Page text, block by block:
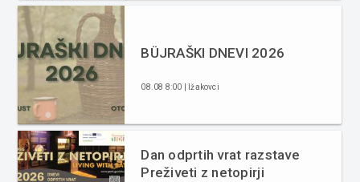
BÜJRAŠKI DNEVI 2026
08.08 8:00 | Ižakovci
Dan odprtih vrat razstave
Preživeti z netopirji